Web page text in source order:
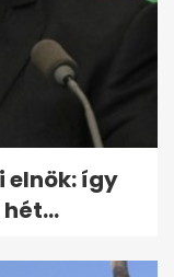
elnök: így